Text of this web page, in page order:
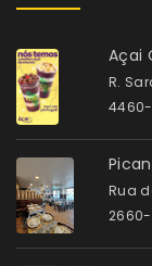
Açai
R.
Rua